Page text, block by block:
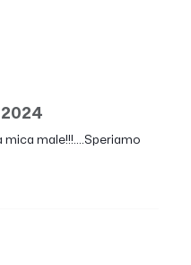
mica male!!!....Speriamo